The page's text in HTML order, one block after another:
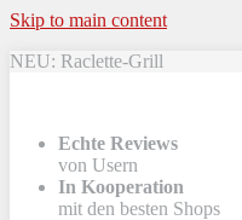
Skip to main content
NEU: Raclette-Grill
Echte Reviews
von Usern
In Kooperation
mit den besten Shops